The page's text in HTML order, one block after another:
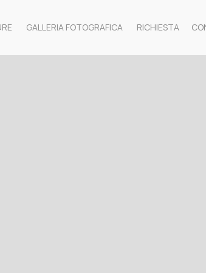
GALLERIA FOTOGRAFICA RICHIESTA